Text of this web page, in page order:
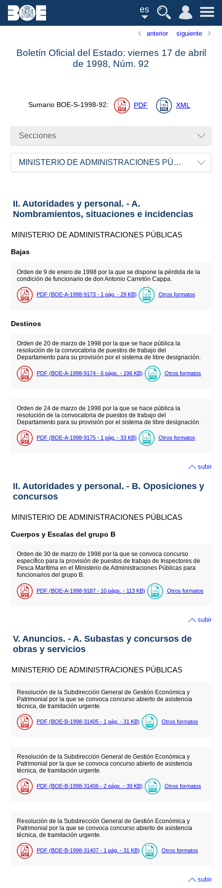
es
anterior siguiente
Boletín Oficial del Estado: viernes 17 de abril
de 1998, Núm. 92
Sumario BOE-S-1998-92: PDF XML
Secciones
MINISTERIO DE ADMINISTRACIONES PÚBLICAS
II. Autoridades y personal. - A.
Nombramientos, situaciones e incidencias
MINISTERIO DE ADMINISTRACIONES PÚBLICAS
Bajas
Orden de 9 de enero de 1998 por la que se dispone la pérdida de la
condición de funcionario de don Antonio Carretón Cappa.
PDF (BOE-A-1998-9173 - 1 pág. - 29 KB) Otros formatos
Destinos
Orden de 20 de marzo de 1998 por la que se hace pública la
resolución de la convocatoria de puestos de trabajo del
Departamento para su provisión por el sistema de libre designación.
PDF (BOE-A-1998-9174 - 6 págs. - 196 KB) Otros formatos
Orden de 24 de marzo de 1998 por la que se hace pública la
resolución de la convocatoria de puestos de trabajo del
Departamento para su provisión por el sistema de libre designación.
PDF (BOE-A-1998-9175 - 1 pág. - 33 KB) Otros formatos
subir
II. Autoridades y personal. - B. Oposiciones y
concursos
MINISTERIO DE ADMINISTRACIONES PÚBLICAS
Cuerpos y Escalas del grupo B
Orden de 30 de marzo de 1998 por la que se convoca concurso
específico para la provisión de puestos de trabajo de Inspectores de
Pesca Marítima en el Ministerio de Administraciones Públicas para
funcionarios del grupo B.
PDF (BOE-A-1998-9187 - 10 págs. - 113 KB) Otros formatos
subir
V. Anuncios. - A. Subastas y concursos de
obras y servicios
MINISTERIO DE ADMINISTRACIONES PÚBLICAS
Resolución de la Subdirección General de Gestión Económica y
Patrimonial por la que se convoca concurso abierto de asistencia
técnica, de tramitación urgente.
PDF (BOE-B-1998-31405 - 1 pág. - 31 KB) Otros formatos
Resolución de la Subdirección General de Gestión Económica y
Patrimonial por la que se convoca concurso abierto de asistencia
técnica, de tramitación urgente.
PDF (BOE-B-1998-31406 - 2 págs. - 39 KB) Otros formatos
Resolución de la Subdirección General de Gestión Económica y
Patrimonial por la que se convoca concurso abierto de asistencia
técnica, de tramitación urgente.
PDF (BOE-B-1998-31407 - 1 pág. - 31 KB) Otros formatos
subir